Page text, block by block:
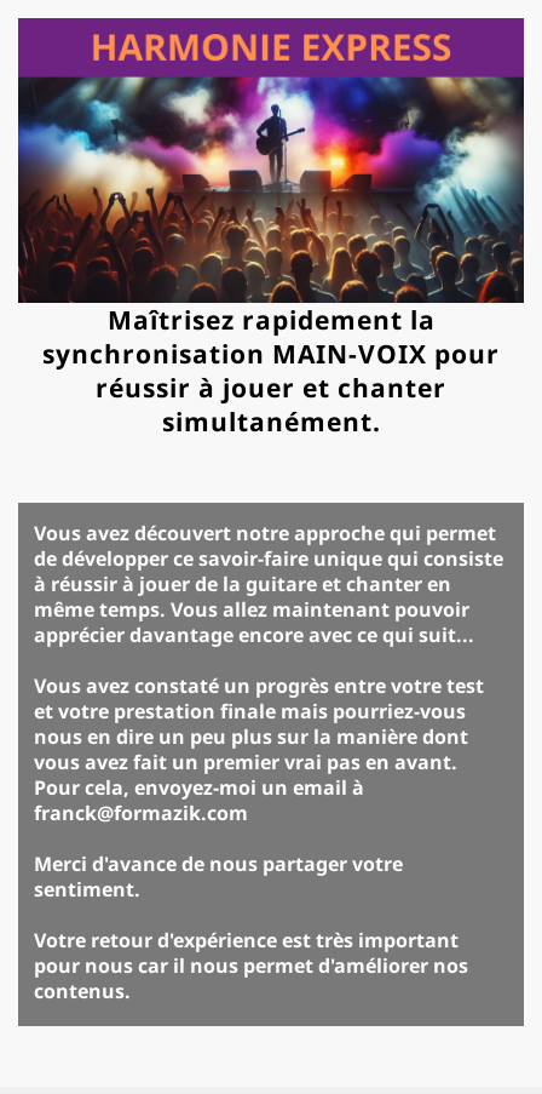
Maîtrisez rapidement la
synchronisation MAIN-VOIX pour
réussir à jouer et chanter
simultanément.
Vous avez découvert notre approche qui permet
de développer ce savoir-faire unique qui consiste
à réussir à jouer de la guitare et chanter en
même temps. Vous allez maintenant pouvoir
apprécier davantage encore avec ce qui suit...
Vous avez constaté un progrès entre votre test
et votre prestation finale mais pourriez-vous
nous en dire un peu plus sur la manière dont
vous avez fait un premier vrai pas en avant.
Pour cela, envoyez-moi un email à
franck@formazik.com
Merci d'avance de nous partager votre
sentiment.
Votre retour d'expérience est très important
pour nous car il nous permet d'améliorer nos
contenus.